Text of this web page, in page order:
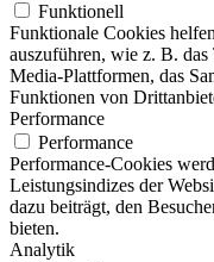
Funktionell
Funktionale Cookies
auszuführen, wie z. B.
Media-Plattformen, das
Funktionen von
Performance
Performance
Performance-Cookies
Leistungsindizes der
dazu beiträgt, den
bieten.
Analytik